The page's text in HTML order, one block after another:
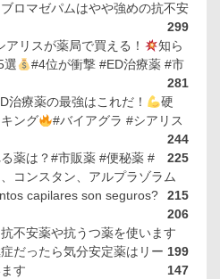
ロマゼパムはやや強めの抗不安
299
アリスが薬局で買える！
知ら
選
#4位が衝撃 #ED治療薬 #市
281
治療薬の最強はこれだ！
硬
ング
#バイアグラ #シアリス
244
薬は？#市販薬 #便秘薬 #
225
コンスタン、アルプラゾラム
215
capilares son seguros?
206
不安薬や抗うつ薬を使います
199
だったら気分安定薬はリー
す
147